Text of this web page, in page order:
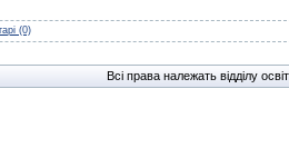
(0)
Всі права належать відділу